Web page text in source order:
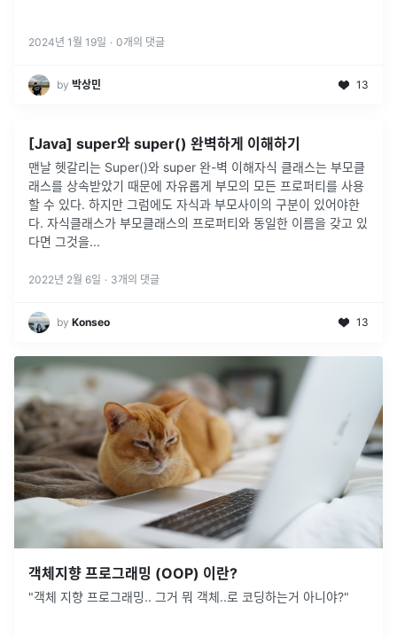
2024년 1월 19일 · 0개의 댓글
by 박상민 13
[Java] super와 super() 완벽하게 이해하기
맨날 헷갈리는 Super()와 super 완-벽 이해자식 클래스는 부모클
래스를 상속받았기 때문에 자유롭게 부모의 모든 프로퍼티를 사용
할 수 있다. 하지만 그럼에도 자식과 부모사이의 구분이 있어야한
다. 자식클래스가 부모클래스의 프로퍼티와 동일한 이름을 갖고 있
다면 그것을...
2022년 2월 6일 · 3개의 댓글
by Konseo 13
객체지향 프로그래밍 (OOP) 이란?
"객체 지향 프로그래밍.. 그거 뭐 객체..로 코딩하는거 아니야?"